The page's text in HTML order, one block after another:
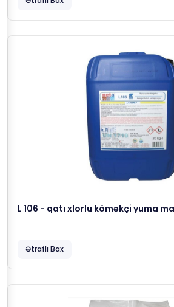
L 106 - qatı xlorlu köməkçi yuma
Ətraflı Bax